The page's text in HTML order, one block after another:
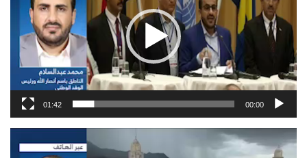
00:00
01:42
مشغل
الفيديو